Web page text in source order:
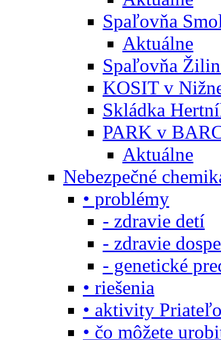
Spaľovňa
Aktuálne
Spaľovňa
KOSIT v
Skládka
PARK v
Aktuálne
Nebezpečné
• problémy
- zdravie detí
- zdravie
- genetické
• riešenia
• aktivity
• čo môžete